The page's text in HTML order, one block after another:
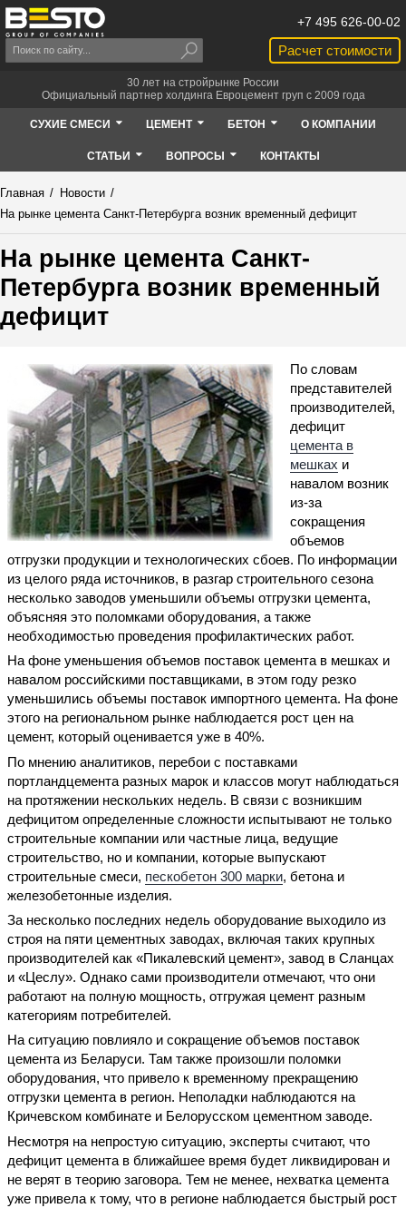
Расчет стоимости
+7 495 626-00-02
30 лет на стройрынке России
Официальный партнер холдинга Евроцемент груп с 2009 года
СУХИЕ СМЕСИ ЦЕМЕНТ БЕТОН О КОМПАНИИ
СТАТЬИ ВОПРОСЫ КОНТАКТЫ
Главная / Новости /
На рынке цемента Санкт-Петербурга возник временный дефицит
На рынке цемента Санкт-
Петербурга возник временный
дефицит
По словам
представителей
производителей,
дефицит
цемента в
мешках и
навалом возник
из-за
сокращения
объемов
отгрузки продукции и технологических сбоев. По информации
из целого ряда источников, в разгар строительного сезона
несколько заводов уменьшили объемы отгрузки цемента,
объясняя это поломками оборудования, а также
необходимостью проведения профилактических работ.
На фоне уменьшения объемов поставок цемента в мешках и
навалом российскими поставщиками, в этом году резко
уменьшились объемы поставок импортного цемента. На фоне
этого на региональном рынке наблюдается рост цен на
цемент, который оценивается уже в 40%.
По мнению аналитиков, перебои с поставками
портландцемента разных марок и классов могут наблюдаться
на протяжении нескольких недель. В связи с возникшим
дефицитом определенные сложности испытывают не только
строительные компании или частные лица, ведущие
строительство, но и компании, которые выпускают
строительные смеси, пескобетон 300 марки, бетона и
железобетонные изделия.
За несколько последних недель оборудование выходило из
строя на пяти цементных заводах, включая таких крупных
производителей как «Пикалевский цемент», завод в Сланцах
и «Цеслу». Однако сами производители отмечают, что они
работают на полную мощность, отгружая цемент разным
категориям потребителей.
На ситуацию повлияло и сокращение объемов поставок
цемента из Беларуси. Там также произошли поломки
оборудования, что привело к временному прекращению
отгрузки цемента в регион. Неполадки наблюдаются на
Кричевском комбинате и Белорусском цементном заводе.
Несмотря на непростую ситуацию, эксперты считают, что
дефицит цемента в ближайшее время будет ликвидирован и
не верят в теорию заговора. Тем не менее, нехватка цемента
уже привела к тому, что в регионе наблюдается быстрый рост